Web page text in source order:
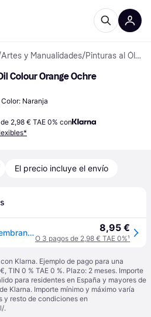
Artes y Manualidades/ Pinturas al Óleo
Colour Orange Ochre
Naranja
2,98 € TAE 0% con
El precio incluye el envío
Pintura al óleo extrafina Rembrandt, 40ml, Ocre anaranjado 8,95 €
O 3 pagos de 2,98 € TAE 0%¹
Klarna. Ejemplo de pago para una
TIN 0 % TAE 0 %. Plazo: 2 meses. Importe
para residentes en España y mayores de
Klarna. Importe mínimo y máximo varía
y resto de condiciones en
.